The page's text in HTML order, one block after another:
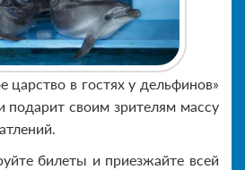
царство в гостях у дельфинов»
подарит своим зрителям массу
билеты и приезжайте всей